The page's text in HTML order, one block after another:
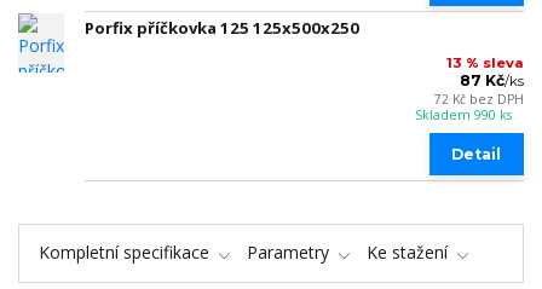
Porfix příčkovka 125 125x500x250
13 % sleva
87 Kč/ks
72 Kč bez DPH
Skladem 990 ks
Detail
Kompletní specifikace Parametry Ke stažení